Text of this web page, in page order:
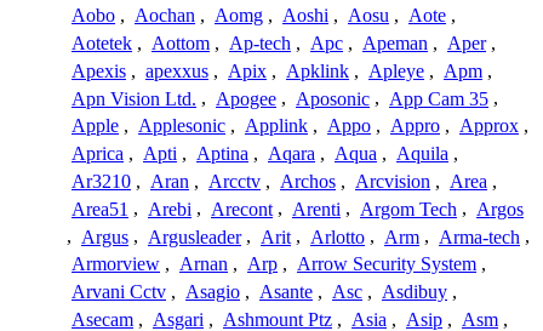
Aobo , Aochan , Aomg , Aoshi , Aosu , Aote ,
Aotetek , Aottom , Ap-tech , Apc , Apeman , Aper ,
Apexis , apexxus , Apix , Apklink , Apleye , Apm ,
Apn Vision Ltd. , Apogee , Aposonic , App Cam 35 ,
Apple , Applesonic , Applink , Appo , Appro , Approx ,
Aprica , Apti , Aptina , Aqara , Aqua , Aquila ,
Ar3210 , Aran , Arcctv , Archos , Arcvision , Area ,
Area51 , Arebi , Arecont , Arenti , Argom Tech , Argos
, Argus , Argusleader , Arit , Arlotto , Arm , Arma-tech ,
Armorview , Arnan , Arp , Arrow Security System ,
Arvani Cctv , Asagio , Asante , Asc , Asdibuy ,
Asecam , Asgari , Ashmount Ptz , Asia , Asip , Asm ,